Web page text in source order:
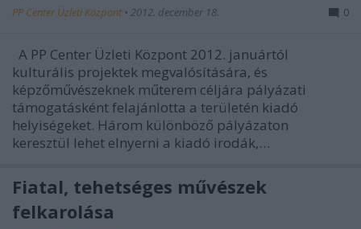
PP Center Üzleti Központ • 2012. december 18. 0
A PP Center Üzleti Központ 2012. januártól
kulturális projektek megvalósítására, és
képzőművészeknek műterem céljára pályázati
támogatásként felajánlotta a területén kiadó
helyiségeket. Három különböző pályázaton
keresztül lehet elnyerni a kiadó irodák,…
Fiatal, tehetséges művészek
felkarolása